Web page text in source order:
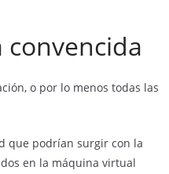
convencida
o por lo menos todas las
que podrían surgir con la
en la máquina virtual